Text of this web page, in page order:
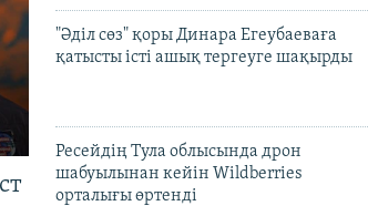
"Әділ сөз" қоры Динара Егеубаеваға
қатысты істі ашық тергеуге шақырды
Ресейдің Тула облысында дрон
шабуылынан кейін Wildberries
орталығы өртенді